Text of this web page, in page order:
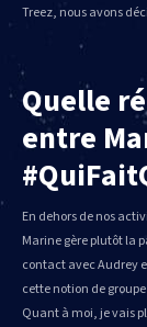
Treez, nous avons
Quelle
entre
En dehors de nos
Marine gère plutôt la
contact avec Audrey
cette notion de
Quant à moi, je vais